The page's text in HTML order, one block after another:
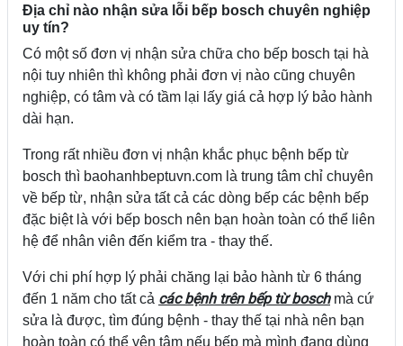
Địa chỉ nào nhận sửa lỗi bếp bosch chuyên nghiệp
uy tín?
Có một số đơn vị nhận sửa chữa cho bếp bosch tại hà
nội tuy nhiên thì không phải đơn vị nào cũng chuyên
nghiệp, có tâm và có tầm lại lấy giá cả hợp lý bảo hành
dài hạn.
Trong rất nhiều đơn vị nhận khắc phục bệnh bếp từ
bosch thì baohanhbeptuvn.com là trung tâm chỉ chuyên
về bếp từ, nhận sửa tất cả các dòng bếp các bệnh bếp
đặc biệt là với bếp bosch nên bạn hoàn toàn có thể liên
hệ để nhân viên đến kiểm tra - thay thế.
Với chi phí hợp lý phải chăng lại bảo hành từ 6 tháng
đến 1 năm cho tất cả các bệnh trên bếp từ boschmà cứ
sửa là được, tìm đúng bệnh - thay thế tại nhà nên bạn
hoàn toàn có thể yên tâm nếu bếp mà mình đang dùng